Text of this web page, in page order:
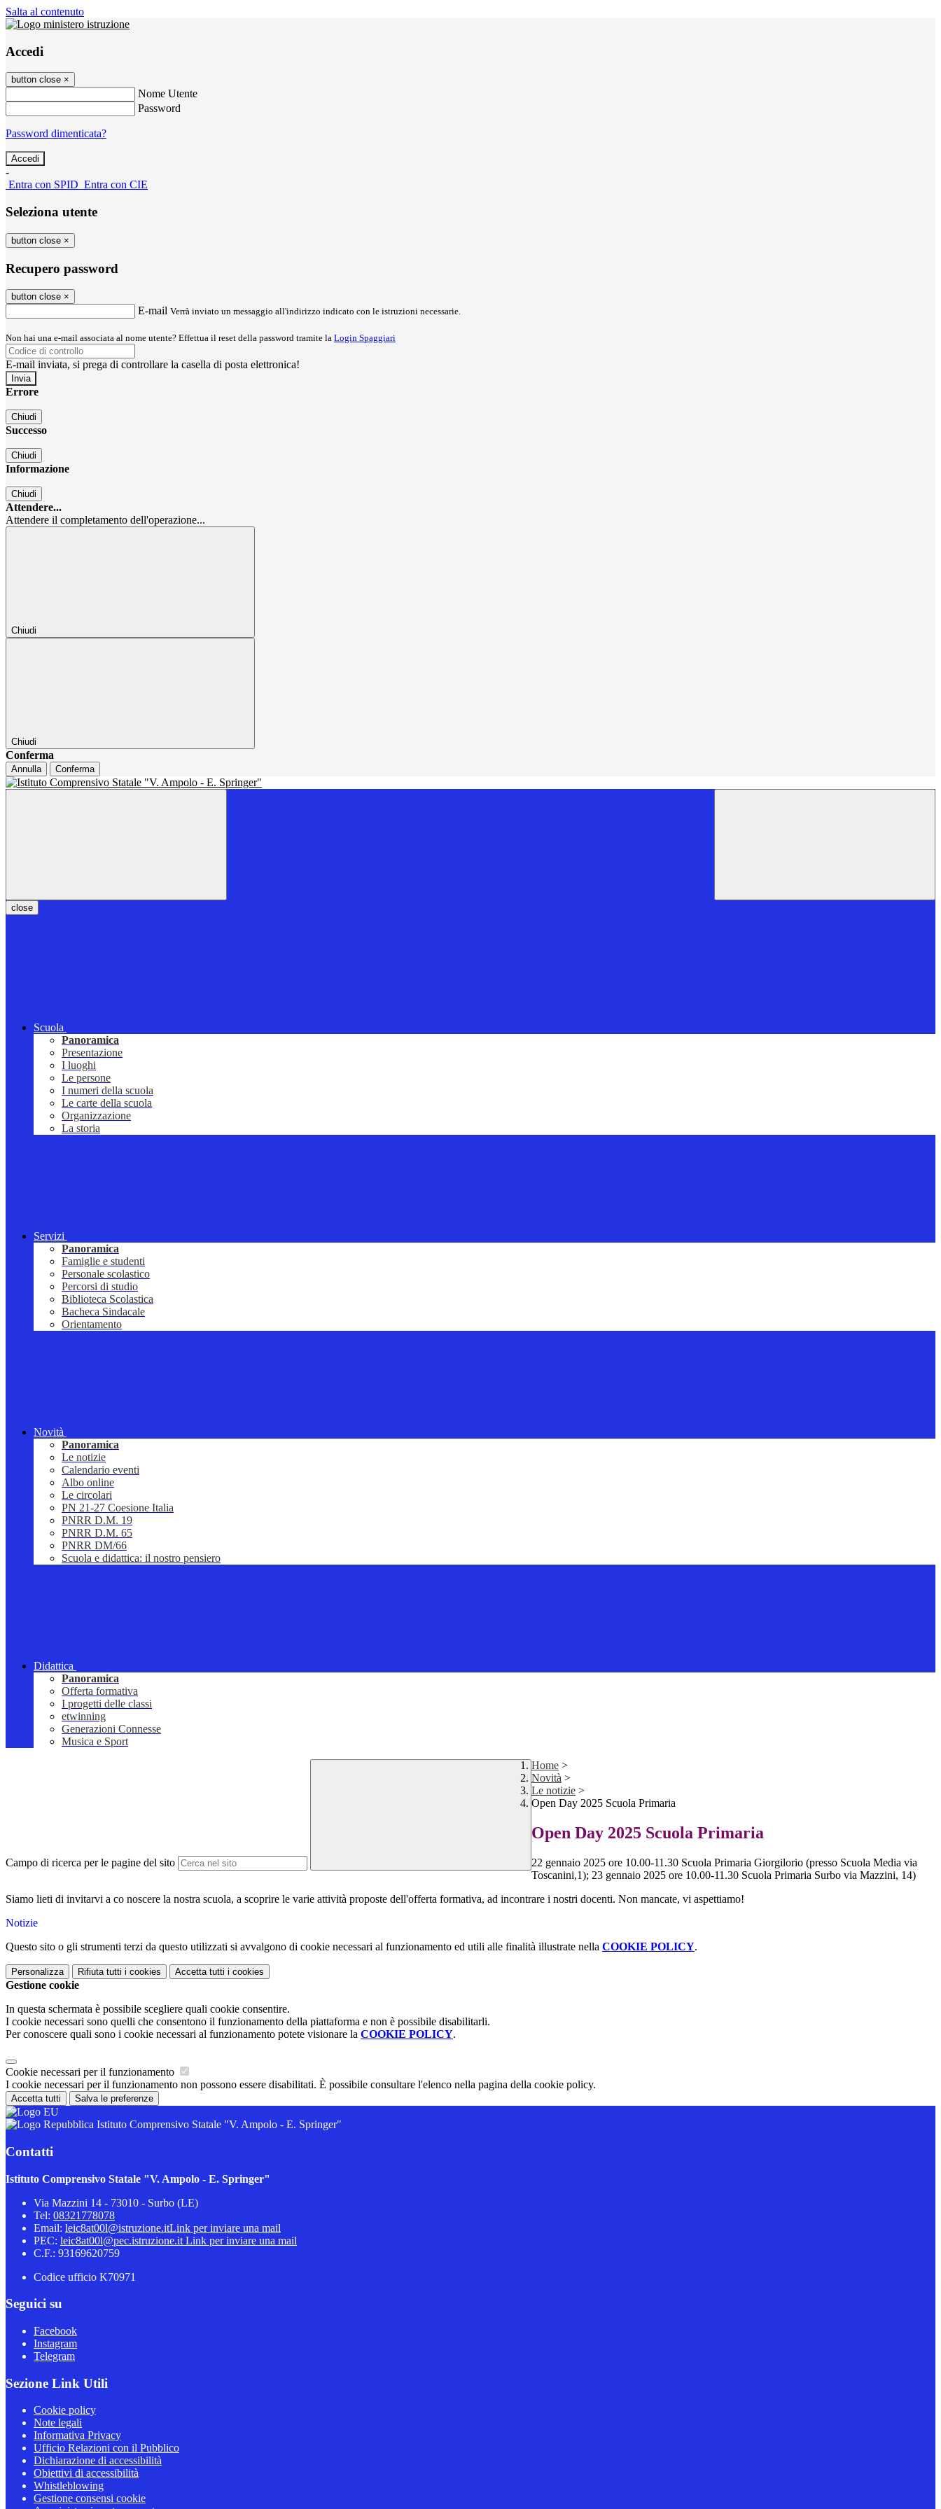
Salta al contenuto
Accedi
button close ×
Nome Utente
Password
Password dimenticata?
-
Entra con SPID Entra con CIE
Seleziona utente
button close ×
Recupero password
button close ×
E-mail Verrà inviato un messaggio all'indirizzo indicato con le istruzioni necessarie.
Non hai una e-mail associata al nome utente? Effettua il reset della password tramite la Login Spaggiari
E-mail inviata, si prega di controllare la casella di posta elettronica!
Errore
Chiudi
Successo
Chiudi
Informazione
Chiudi
Attendere...
Attendere il completamento dell'operazione...
Chiudi
Chiudi
Conferma
Annulla Conferma
close
Scuola
Panoramica
Presentazione
I luoghi
Le persone
I numeri della scuola
Le carte della scuola
Organizzazione
La storia
Servizi
Panoramica
Famiglie e studenti
Personale scolastico
Percorsi di studio
Biblioteca Scolastica
Bacheca Sindacale
Orientamento
Novità
Panoramica
Le notizie
Calendario eventi
Albo online
Le circolari
PN 21-27 Coesione Italia
PNRR D.M. 19
PNRR D.M. 65
PNRR DM/66
Scuola e didattica: il nostro pensiero
Didattica
Panoramica
Offerta formativa
I progetti delle classi
etwinning
Generazioni Connesse
Musica e Sport
Campo di ricerca per le pagine del sito
Home >
Novità >
Le notizie >
Open Day 2025 Scuola Primaria
Open Day 2025 Scuola Primaria
22 gennaio 2025 ore 10.00-11.30 Scuola Primaria Giorgilorio (presso Scuola Media via
Toscanini,1); 23 gennaio 2025 ore 10.00-11.30 Scuola Primaria Surbo via Mazzini, 14)
Siamo lieti di invitarvi a co noscere la nostra scuola, a scoprire le varie attività proposte dell'offerta formativa, ad incontrare i nostri docenti. Non mancate, vi aspettiamo!
Notizie
Questo sito o gli strumenti terzi da questo utilizzati si avvalgono di cookie necessari al funzionamento ed utili alle finalità illustrate nella COOKIE POLICY.
Personalizza Rifiuta tutti i cookies Accetta tutti i cookies
Gestione cookie
In questa schermata è possibile scegliere quali cookie consentire.
I cookie necessari sono quelli che consentono il funzionamento della piattaforma e non è possibile disabilitarli.
Per conoscere quali sono i cookie necessari al funzionamento potete visionare la COOKIE POLICY.
Cookie necessari per il funzionamento
I cookie necessari per il funzionamento non possono essere disabilitati. È possibile consultare l'elenco nella pagina della cookie policy.
Accetta tutti Salva le preferenze
Istituto Comprensivo Statale "V. Ampolo - E. Springer"
Contatti
Istituto Comprensivo Statale "V. Ampolo - E. Springer"
Via Mazzini 14 - 73010 - Surbo (LE)
Tel: 08321778078
Email: leic8at00l@istruzione.itLink per inviare una mail
PEC: leic8at00l@pec.istruzione.it Link per inviare una mail
C.F.: 93169620759
Codice ufficio K70971
Seguici su
Facebook
Instagram
Telegram
Sezione Link Utili
Cookie policy
Note legali
Informativa Privacy
Ufficio Relazioni con il Pubblico
Dichiarazione di accessibilità
Obiettivi di accessibilità
Whistleblowing
Gestione consensi cookie